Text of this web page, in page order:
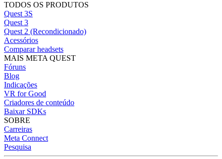
TODOS OS PRODUTOS
Quest 3S
Quest 3
Quest 2 (Recondicionado)
Acessórios
Comparar headsets
MAIS META QUEST
Fóruns
Blog
Indicações
VR for Good
Criadores de conteúdo
Baixar SDKs
SOBRE
Carreiras
Meta Connect
Pesquisa